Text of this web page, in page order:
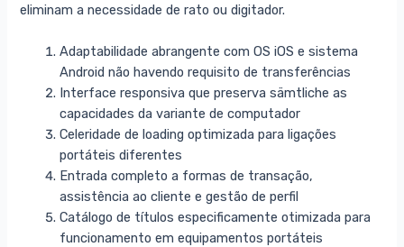
eliminam a necessidade de rato ou digitador.
Adaptabilidade abrangente com OS iOS e sistema
Android não havendo requisito de transferências
Interface responsiva que preserva sämtliche as
capacidades da variante de computador
Celeridade de loading optimizada para ligações
portáteis diferentes
Entrada completo a formas de transação,
assistência ao cliente e gestão de perfil
Catálogo de títulos especificamente otimizada para
funcionamento em equipamentos portáteis